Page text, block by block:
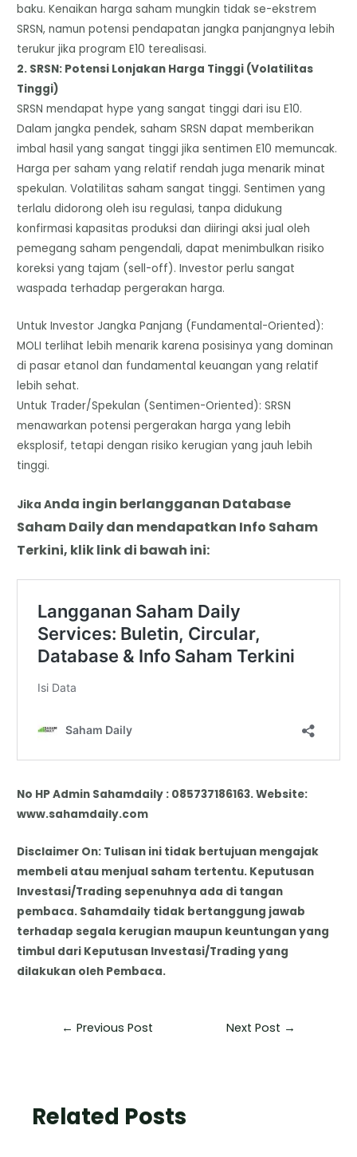
baku. Kenaikan harga saham mungkin tidak se-ekstrem
SRSN, namun potensi pendapatan jangka panjangnya lebih
terukur jika program E10 terealisasi.
​2. SRSN: Potensi Lonjakan Harga Tinggi (Volatilitas
Tinggi)
​SRSN mendapat hype yang sangat tinggi dari isu E10.
Dalam jangka pendek, saham SRSN dapat memberikan
imbal hasil yang sangat tinggi jika sentimen E10 memuncak.
Harga per saham yang relatif rendah juga menarik minat
spekulan. Volatilitas saham sangat tinggi. Sentimen yang
terlalu didorong oleh isu regulasi, tanpa didukung
konfirmasi kapasitas produksi dan diiringi aksi jual oleh
pemegang saham pengendali, dapat menimbulkan risiko
koreksi yang tajam (sell-off). Investor perlu sangat
waspada terhadap pergerakan harga.
​Untuk Investor Jangka Panjang (Fundamental-Oriented):
MOLI terlihat lebih menarik karena posisinya yang dominan
di pasar etanol dan fundamental keuangan yang relatif
lebih sehat.
​Untuk Trader/Spekulan (Sentimen-Oriented): SRSN
menawarkan potensi pergerakan harga yang lebih
eksplosif, tetapi dengan risiko kerugian yang jauh lebih
tinggi.
Jika Anda ingin berlangganan Database
Saham Daily dan mendapatkan Info Saham
Terkini, klik link di bawah ini:
No HP Admin Sahamdaily : 085737186163. Website:
www.sahamdaily.com
Disclaimer On: Tulisan ini tidak bertujuan mengajak
membeli atau menjual saham tertentu. Keputusan
Investasi/Trading sepenuhnya ada di tangan
pembaca. Sahamdaily tidak bertanggung jawab
terhadap segala kerugian maupun keuntungan yang
timbul dari Keputusan Investasi/Trading yang
dilakukan oleh Pembaca.
← Previous Post Next Post →
Related Posts